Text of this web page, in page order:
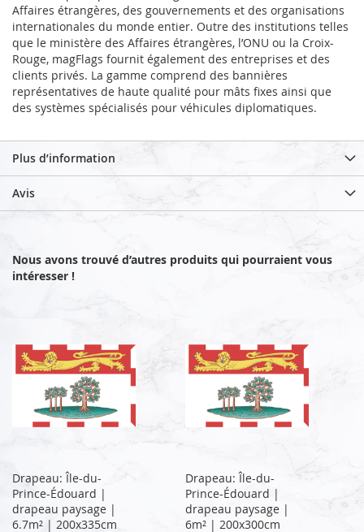
Affaires étrangères, des gouvernements et des organisations
internationales du monde entier. Outre des institutions telles
que le ministère des Affaires étrangères, l’ONU ou la Croix-
Rouge, magFlags fournit également des entreprises et des
clients privés. La gamme comprend des bannières
représentatives de haute qualité pour mâts fixes ainsi que
des systèmes spécialisés pour véhicules diplomatiques.
Plus d’information
Avis
Nous avons trouvé d’autres produits qui pourraient vous
intéresser !
Drapeau: Île-du-
Prince-Édouard |
drapeau paysage |
6.7m² | 200x335cm
Drapeau: Île-du-
Prince-Édouard |
drapeau paysage |
6m² | 200x300cm